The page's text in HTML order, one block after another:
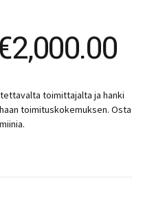
2,000.00
toimittajalta ja hanki
toimituskokemuksen. Osta